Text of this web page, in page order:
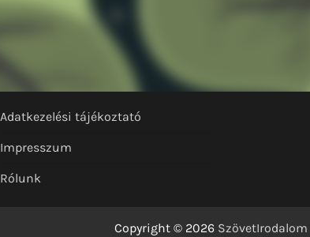
Adatkezelési tájékoztató
Impresszum
Rólunk
Copyright © 2026 SzövetIrodalom